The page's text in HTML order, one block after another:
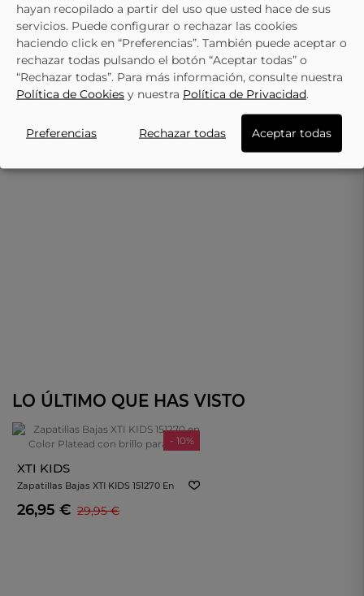
XTI KIDS
Zapatilla De Lona Con Plataforma
XTI KIDS 150853 Blanca
26,95 € 29,95 €
XTI KIDS
Zapatillas Veganas Para Niña
KIDS 151037 Beige
29,91 € 39,95 €
LO ÚLTIMO QUE HAS VISTO
- 10%
XTI KIDS
Zapatillas Bajas XTI KIDS 151270 En
Color Platead Con Brillo Para Niña
26,95 € 29,95 €
hayan recopilado a partir del uso que usted hace de sus
servicios. Puede configurar o rechazar las cookies
haciendo click en “Preferencias”. También puede aceptar o
rechazar todas pulsando el botón “Aceptar todas” o
“Rechazar todas”. Para más información, consulte nuestra
Política de Cookies y nuestra Política de Privacidad.
Preferencias Rechazar todas Aceptar todas